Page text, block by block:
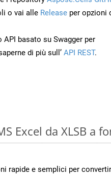
o vai alle Release per opzioni
API basato su Swagger per
di più sull’ API REST.
Excel da XLSB a
rapide e semplici per